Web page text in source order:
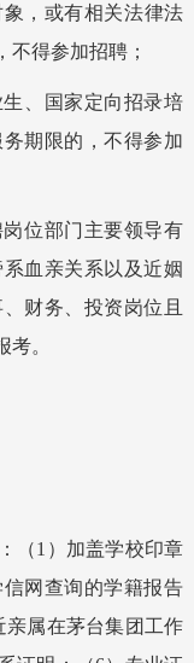
， 或有相关法律法
不得参加招聘；
、国家定向招录培
期限的，不得参加
位部门主要领导有
血亲关系以及近姻
财务、投资岗位且
。
（1）加盖学校印章
网查询的学籍报告
亲属在茅台集团 工作